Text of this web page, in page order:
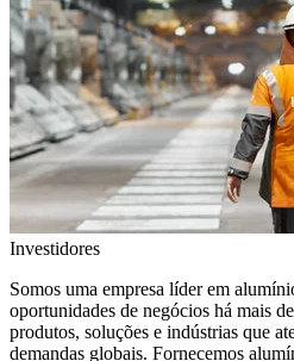
Investidores
Somos uma empresa líder em
oportunidades de negócios há mais
produtos, soluções e indústrias que
demandas globais. Fornecemos